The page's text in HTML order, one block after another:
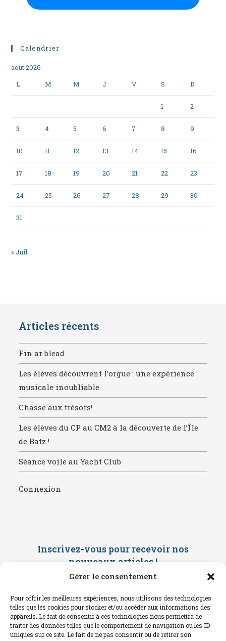
Gérer le consentement
Pour offrir les meilleures expériences, nous utilisons des technologies
telles que les cookies pour stocker et/ou accéder aux informations des
appareils. Le fait de consentir à ces technologies nous permettra de
traiter des données telles que le comportement de navigation ou les ID
uniques sur ce site. Le fait de ne pas consentir ou de retirer son
Calendrier
août 2026
L
M M J V S D
1 2
3 4 5 6 7 8 9
10 11 12 13 14 15 16
17 18 19 20 21 22 23
24 25 26 27 28 29 30
31
« Juil
Articles récents
Fin ar blead
Les élèves découvrent l’orgue : une expérience
musicale inoubliable
Chasse aux trésors!
Les élèves du CP au CM2 à la découverte de l’Île
de Batz !
Séance voile au Yacht Club
Connexion
Inscrivez-vous pour recevoir nos
nouveaux articles !
Saisissez ci-dessous votre adresse
confirmation par mail. Consultez vos
spams !